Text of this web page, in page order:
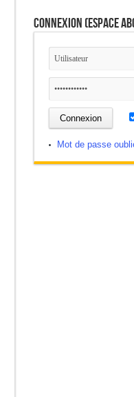
Connexion (Espace
Mot de passe